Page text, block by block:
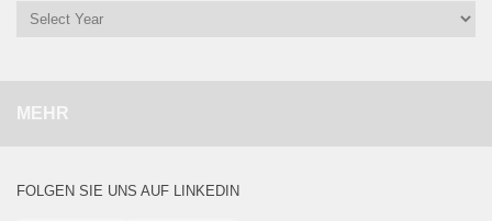
MEHR
FOLGEN SIE UNS AUF LINKEDIN